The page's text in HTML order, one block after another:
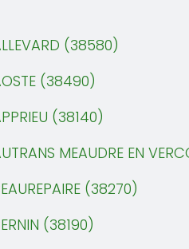
(38580)
(38490)
(38140)
MEAUDRE EN
(38270)
(38190)